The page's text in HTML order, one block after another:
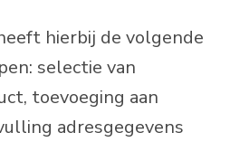
hierbij de volgende
selectie van
toevoeging aan
adresgegevens